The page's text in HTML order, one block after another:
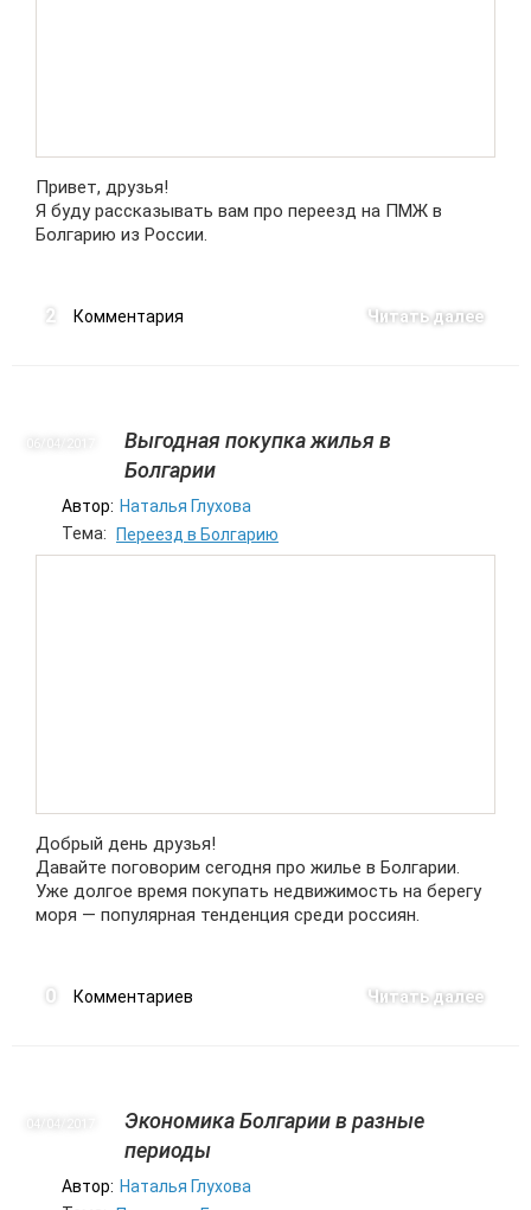
Привет, друзья!
Я буду рассказывать вам про переезд на ПМЖ в
Болгарию из России.
2 Комментария Читать далее
Выгодная покупка жилья в
Болгарии
Автор: Наталья Глухова
Тема:
Переезд в Болгарию
Добрый день друзья!
Давайте поговорим сегодня про жилье в Болгарии.
Уже долгое время покупать недвижимость на берегу
моря — популярная тенденция среди россиян.
0 Комментариев Читать далее
Экономика Болгарии в разные
периоды
Автор: Наталья Глухова